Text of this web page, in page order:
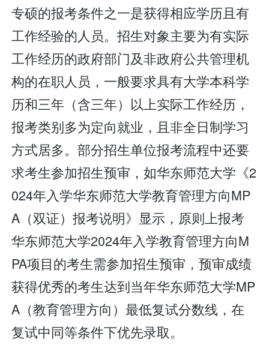
专硕的报考条件之一是获得相应学历且有
工作经验的人员。招生对象主要为有实际
工作经历的政府部门及非政府公共管理机
构的在职人员，一般要求具有大学本科学
历和三年（含三年）以上实际工作经历，
报考类别多为定向就业，且非全日制学习
方式居多。部分招生单位报考流程中还要
求考生参加招生预审，如华东师范大学《2
024年入学华东师范大学教育管理方向MP
A（双证）报考说明》显示，原则上报考
华东师范大学2024年入学教育管理方向M
PA项目的考生需参加招生预审，预审成绩
获得优秀的考生达到当年华东师范大学MP
A（教育管理方向）最低复试分数线，在
复试中同等条件下优先录取。